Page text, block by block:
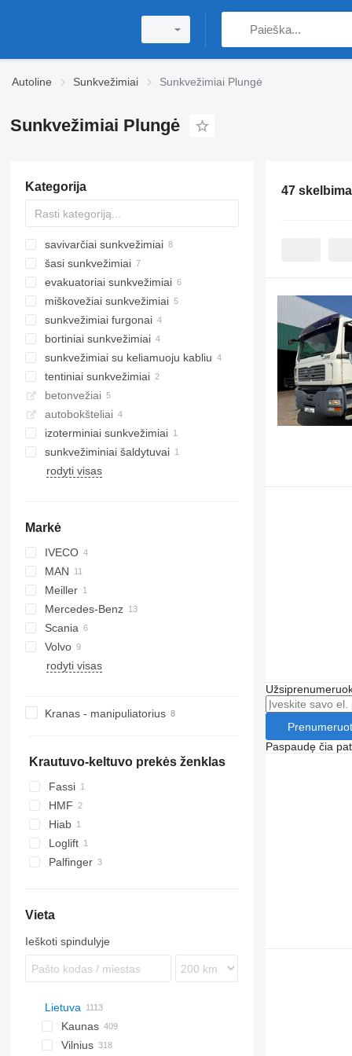
Autoline Sunkvežimiai Sunkvežimiai Plungė
Sunkvežimiai Plungė
Kategorija
savivarčiai sunkvežimiai
šasi sunkvežimiai
evakuatoriai sunkvežimiai
miškovežiai sunkvežimiai
sunkvežimiai furgonai
bortiniai sunkvežimiai
sunkvežimiai su keliamuoju kabliu
tentiniai sunkvežimiai
betonvežiai
autobokšteliai
izoterminiai sunkvežimiai
sunkvežiminiai šaldytuvai
rodyti visas
Markė
IVECO
Eurotech
Eurotrakker
Stralis
MAN
LE
TGA
TGL
TGM
TGS
Meiller
Mercedes-Benz
Actros
Atego
Econic
Canter
Premium
Scania
P-series
R-series
Volvo
FH
rodyti visas
Kranas - manipuliatorius
Krautuvo-keltuvo prekės ženklas
Fassi
HMF
Hiab
Loglift
Palfinger
Vieta
Ieškoti spindulyje
Lietuva
Kaunas
Vilnius
47
Paspaudę čia